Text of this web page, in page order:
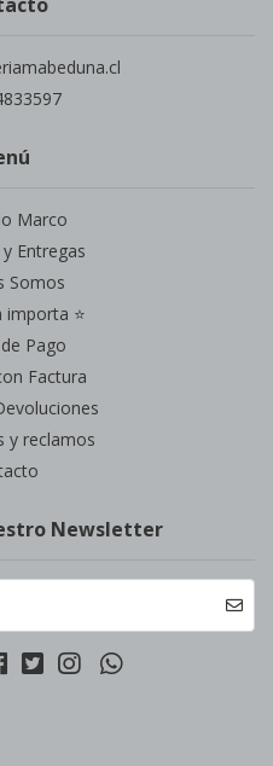
Marco
Entregas
Somos
⭐
Pago
Factura
y reclamos
Newsletter